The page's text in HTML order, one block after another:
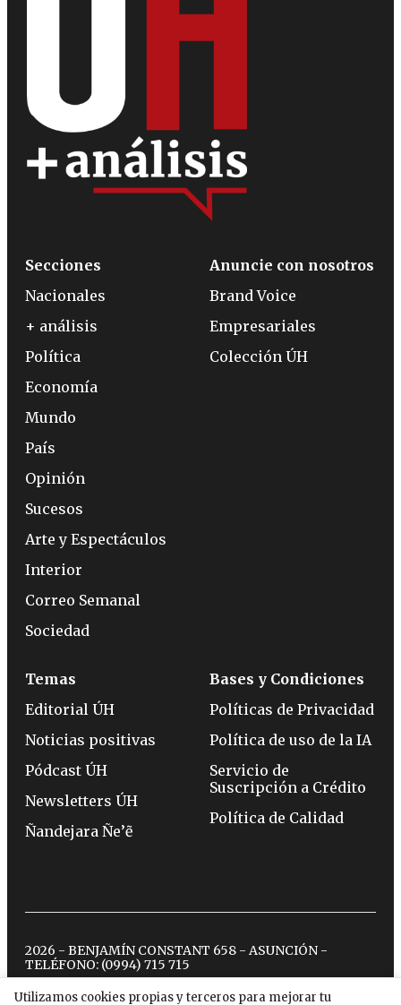
Utilizamos cookies propias y terceros para mejorar tu
Secciones
Nacionales
+ análisis
Política
Economía
Mundo
País
Opinión
Sucesos
Arte y Espectáculos
Interior
Correo Semanal
Sociedad
Anuncie con nosotros
Brand Voice
Empresariales
Colección ÚH
Temas
Editorial ÚH
Noticias positivas
Pódcast ÚH
Newsletters ÚH
Ñandejara Ñe’ẽ
Bases y Condiciones
Políticas de Privacidad
Política de uso de la IA
Servicio de
Suscripción a Crédito
Política de Calidad
2026 - BENJAMÍN CONSTANT 658 - ASUNCIÓN -
TELÉFONO: (0994) 715 715